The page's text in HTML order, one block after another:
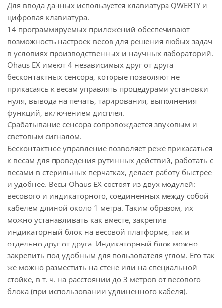
Для ввода данных используется клавиатура QWERTY и
цифровая клавиатура.
14 программируемых приложений обеспечивают
возможность настроек весов для решения любых задач
в условиях производственных и научных лабораторий.
Ohaus EX имеют 4 независимых друг от друга
бесконтактных сенсора, которые позволяют не
прикасаясь к весам управлять процедурами установки
нуля, вывода на печать, тарирования, выполнения
функций, включением дисплея.
Срабатывание сенсора сопровождается звуковым и
световым сигналом.
Бесконтактное управление позволяет реже прикасаться
к весам для проведения рутинных действий, работать с
весами в стерильных перчатках, делает работу быстрее
и удобнее. Весы Ohaus EX состоят из двух модулей:
весового и индикаторного, соединенных между собой
кабелем длиной около 1 метра. Таким образом, их
можно устанавливать как вместе, закрепив
индикаторный блок на весовой платформе, так и
отдельно друг от друга. Индикаторный блок можно
закрепить под удобным для пользователя углом. Его так
же можно разместить на стене или на специальной
стойке, в т. ч. на расстоянии до 3 метров от весового
блока (при использовании удлиненного кабеля).